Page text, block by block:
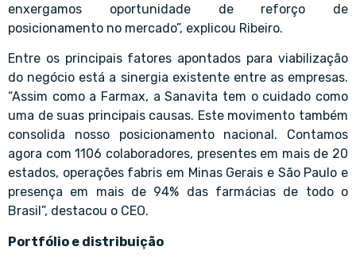
enxergamos oportunidade de reforço de
posicionamento no mercado”, explicou Ribeiro.
Entre os principais fatores apontados para viabilização
do negócio está a sinergia existente entre as empresas.
“Assim como a Farmax, a Sanavita tem o cuidado como
uma de suas principais causas. Este movimento também
consolida nosso posicionamento nacional. Contamos
agora com 1106 colaboradores, presentes em mais de 20
estados, operações fabris em Minas Gerais e São Paulo e
presença em mais de 94% das farmácias de todo o
Brasil”, destacou o CEO.
Portfólio e distribuição